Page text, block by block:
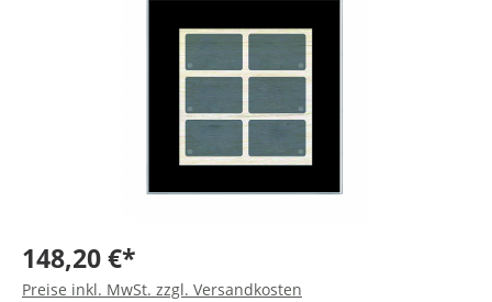
148,20 €*
Preise inkl. MwSt. zzgl. Versandkosten